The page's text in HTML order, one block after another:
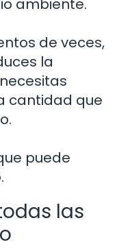
ambiente.
de veces,
la
cantidad que
puede
las